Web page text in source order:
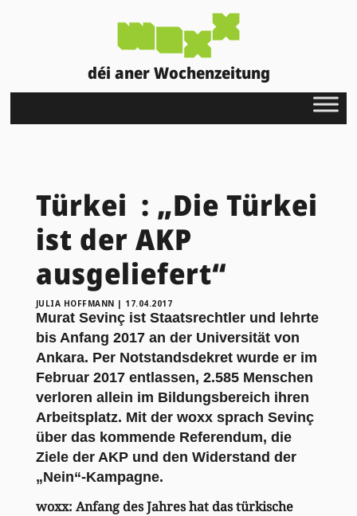
déi aner Wochenzeitung
Türkei : „Die Türkei
ist der AKP
ausgeliefert“
JULIA HOFFMANN | 17.04.2017
Murat Sevinç ist Staatsrechtler und lehrte
bis Anfang 2017 an der Universität von
Ankara. Per Notstandsdekret wurde er im
Februar 2017 entlassen, 2.585 Menschen
verloren allein im Bildungsbereich ihren
Arbeitsplatz. Mit der woxx sprach Sevinç
über das kommende Referendum, die
Ziele der AKP und den Widerstand der
„Nein“-Kampagne.
woxx: Anfang des Jahres hat das türkische